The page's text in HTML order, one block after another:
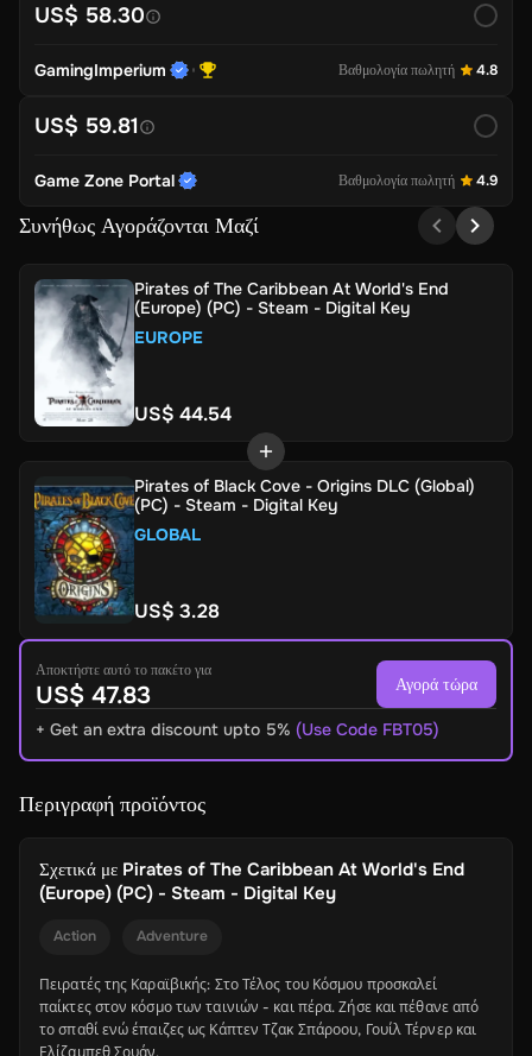
US$ 58.30
GamingImperium Βαθμολογία πωλητή 4.8
US$ 59.81
Game Zone Portal Βαθμολογία πωλητή 4.9
Συνήθως Αγοράζονται Μαζί
Pirates of The Caribbean At World's End
(Europe) (PC) - Steam - Digital Key
EUROPE
US$ 44.54
Pirates of Black Cove - Origins DLC (Global)
(PC) - Steam - Digital Key
GLOBAL
US$ 3.28
Αποκτήστε αυτό το πακέτο για
US$ 47.83 Αγορά τώρα
+ Get an extra discount upto 5% (Use Code FBT05)
Περιγραφή προϊόντος
Σχετικά με Pirates of The Caribbean At World's End
(Europe) (PC) - Steam - Digital Key
Action Adventure
Πειρατές της Καραϊβικής: Στο Τέλος του Κόσμου προσκαλεί
παίκτες στον κόσμο των ταινιών - και πέρα. Ζήσε και πέθανε από
το σπαθί ενώ έπαιζες ως Κάπτεν Τζακ Σπάροου, Γουίλ Τέρνερ και